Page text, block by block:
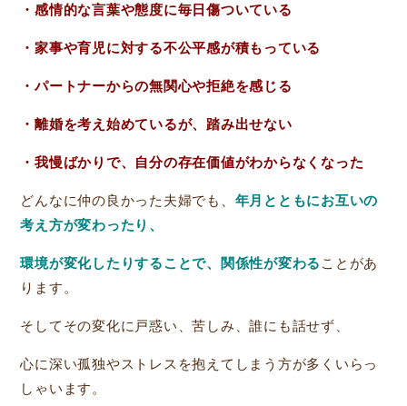
・感情的な言葉や態度に毎日傷ついている
・家事や育児に対する不公平感が積もっている
・パートナーからの無関心や拒絶を感じる
・離婚を考え始めているが、踏み出せない
・我慢ばかりで、自分の存在価値がわからなくなった
どんなに仲の良かった夫婦でも、 年月とともにお互いの
考え方が変わったり、
環境が変化したりすることで、関係性が変わる ことがあ
ります。
そしてその変化に戸惑い、苦しみ、誰にも話せず、
心に深い孤独やストレスを抱えてしまう方が多くいらっ
しゃいます。